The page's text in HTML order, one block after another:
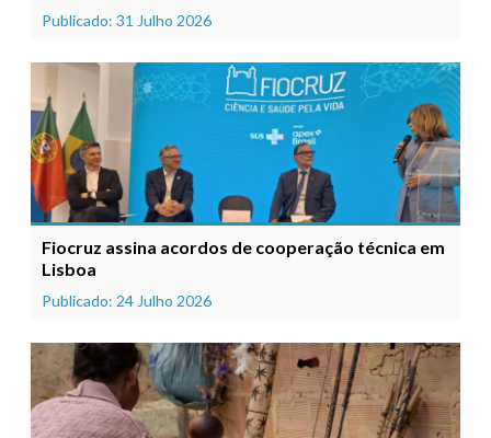
Publicado: 31 Julho 2026
Fiocruz assina acordos de cooperação técnica em
Lisboa
Publicado: 24 Julho 2026